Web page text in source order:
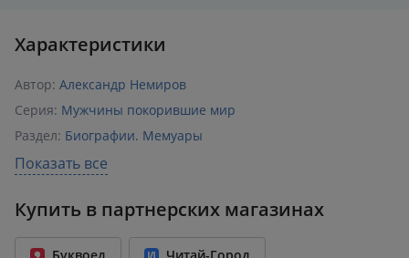
Характеристики
Автор: Александр Немиров
Серия: Мужчины покорившие мир
Раздел: Биографии. Мемуары
Издательство:
Год издания: 2017
Количество страниц: 240
Показать все
Купить в партнерских магазинах